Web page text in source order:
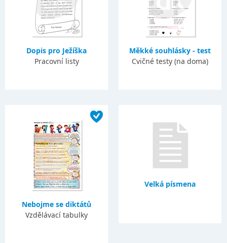
Dopis pro Ježíška
Pracovní listy
Měkké souhlásky - test
Cvičné testy (na doma)
Nebojme se diktátů
Vzdělávací tabulky
Velká písmena